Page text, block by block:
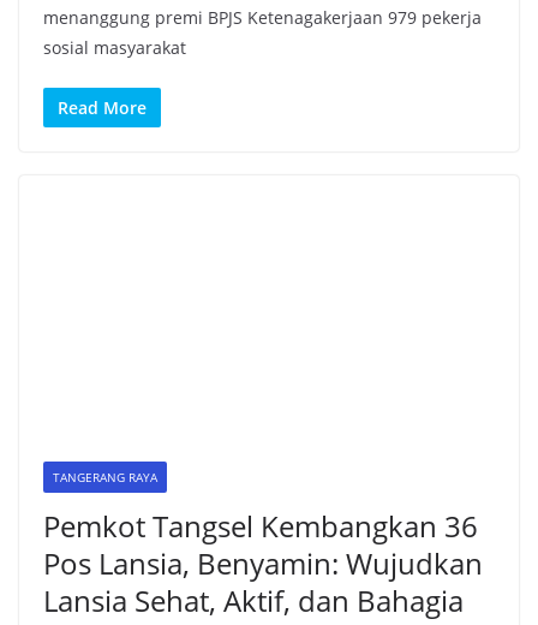
menanggung premi BPJS Ketenagakerjaan 979 pekerja
sosial masyarakat
Read More
TANGERANG RAYA
Pemkot Tangsel Kembangkan 36
Pos Lansia, Benyamin: Wujudkan
Lansia Sehat, Aktif, dan Bahagia